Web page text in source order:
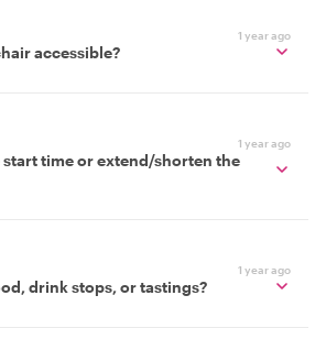
1 year ago
accessible?
1 year ago
start time or extend/shorten the
1 year ago
drink stops, or tastings?